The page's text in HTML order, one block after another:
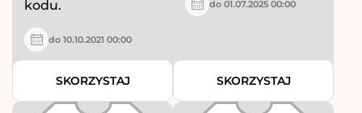
kodu.
do 10.10.2021 00:00
SKORZYSTAJ
do 01.07.2025 00:00
SKORZYSTAJ